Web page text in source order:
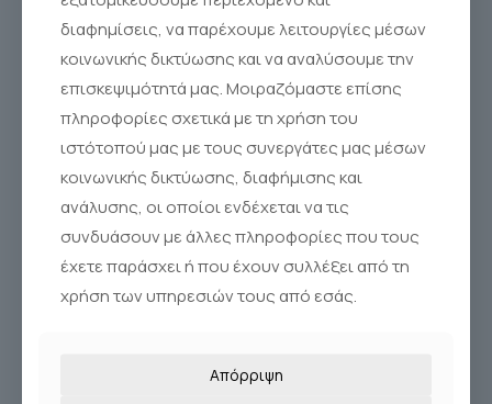
Sinus Rinse®
διαφημίσεις, να παρέχουμε λειτουργίες μέσων
κοινωνικής δικτύωσης και να αναλύσουμε την
επισκεψιμότητά μας. Μοιραζόμαστε επίσης
πληροφορίες σχετικά με τη χρήση του
ιστότοπού μας με τους συνεργάτες μας μέσων
κοινωνικής δικτύωσης, διαφήμισης και
ανάλυσης, οι οποίοι ενδέχεται να τις
συνδυάσουν με άλλες πληροφορίες που τους
έχετε παράσχει ή που έχουν συλλέξει από τη
χρήση των υπηρεσιών τους από εσάς.
Απόρριψη